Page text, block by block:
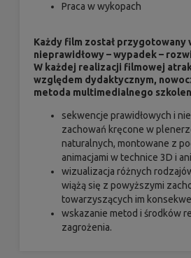
Praca w wykopach
Każdy film został przygotowany
nieprawidłowy – wypadek –
W każdej realizacji filmowej
względem dydaktycznym,
metoda multimedialnego
sekwencje prawidłowych i
zachowań kręcone w
naturalnych, montowane z
animacjami w technice 3D i
wizualizacja różnych
wiążą się z powyższymi
towarzyszących im
wskazanie metod i środków
zagrożenia.